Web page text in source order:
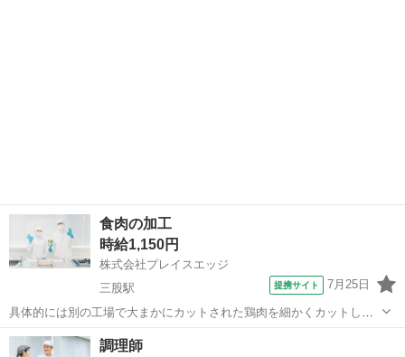
食肉の加工
時給1,150円
株式会社プレイスエッジ
三股駅
提携サイト 7月25日
具体的には別の工場で大まかにカットされた鶏肉を細かくカットして
いく作業です。 スーパーなどで販売されている鶏肉を調理されたこと
がある方は抵抗感なくお仕事ができると思います。 その他付随業務 ★
宮崎 都城市 三股駅
調理師